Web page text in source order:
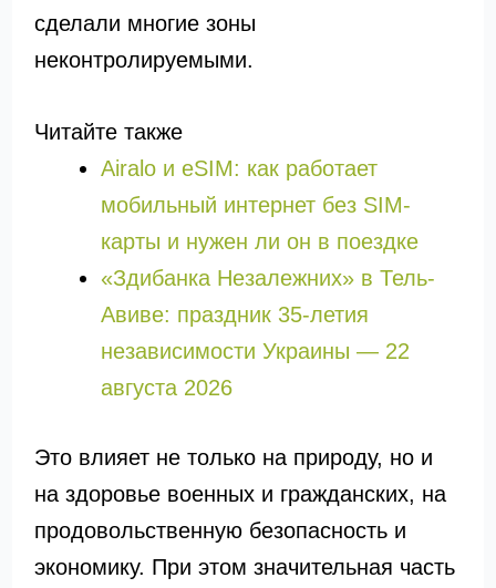
сделали многие зоны
неконтролируемыми.
Читайте также
Airalo и eSIM: как работает
мобильный интернет без SIM-
карты и нужен ли он в поездке
«Здибанка Незалежних» в Тель-
Авиве: праздник 35-летия
независимости Украины — 22
августа 2026
Это влияет не только на природу, но и
на здоровье военных и гражданских, на
продовольственную безопасность и
экономику. При этом значительная часть